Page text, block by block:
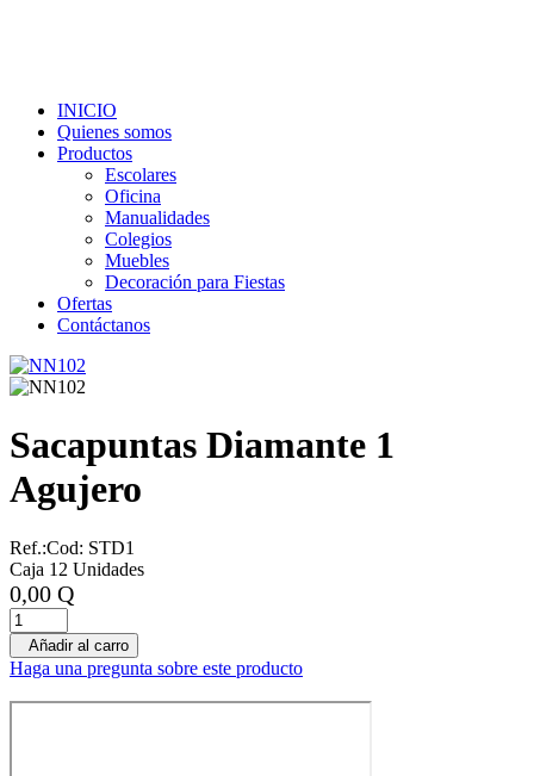
INICIO
Quienes somos
Productos
Escolares
Oficina
Manualidades
Colegios
Muebles
Decoración para Fiestas
Ofertas
Contáctanos
Sacapuntas Diamante 1
Agujero
Ref.:Cod: STD1
Caja 12 Unidades
0,00 Q
Añadir al carro
Haga una pregunta sobre este producto